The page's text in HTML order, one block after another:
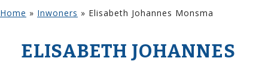
Home » Inwoners » Elisabeth Johannes Monsma
ELISABETH JOHANNES